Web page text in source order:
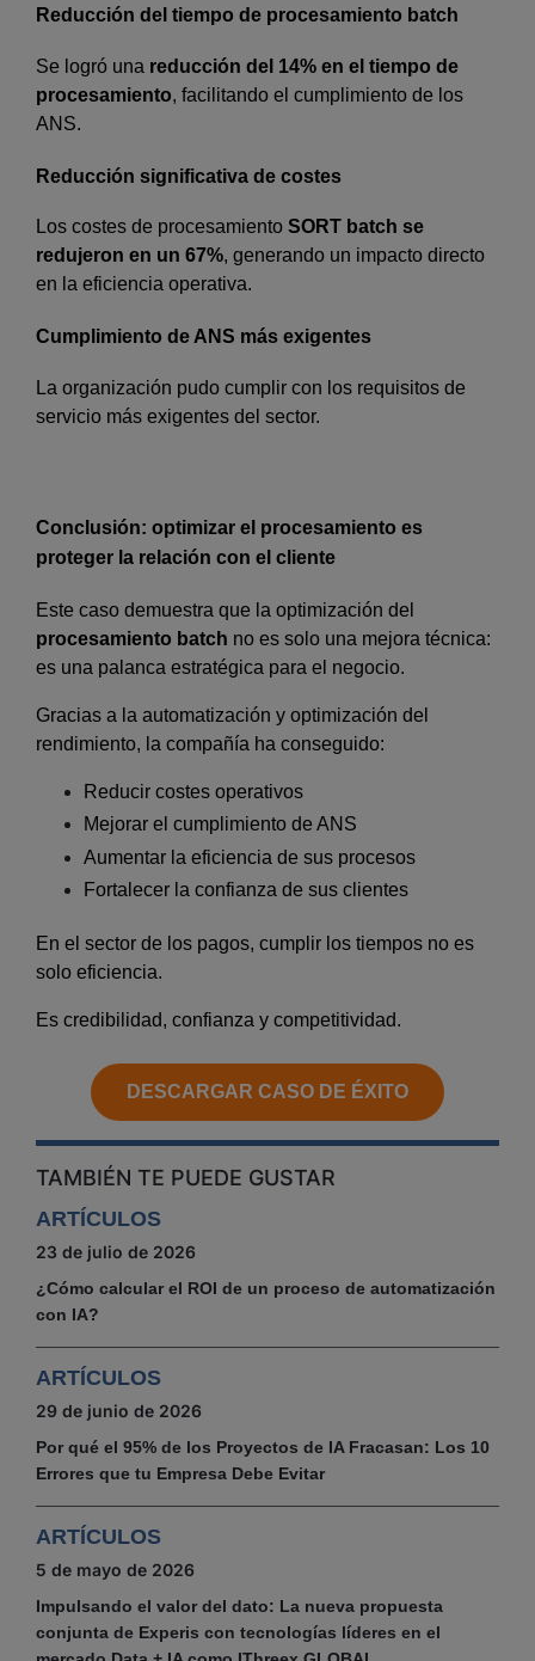
Reducción del tiempo de procesamiento batch
Se logró una reducción del 14% en el tiempo de
procesamiento, facilitando el cumplimiento de los
ANS.
Reducción significativa de costes
Los costes de procesamiento SORT batch se
redujeron en un 67%, generando un impacto directo
en la eficiencia operativa.
Cumplimiento de ANS más exigentes
La organización pudo cumplir con los requisitos de
servicio más exigentes del sector.
Conclusión: optimizar el procesamiento es
proteger la relación con el cliente
Este caso demuestra que la optimización del
procesamiento batch no es solo una mejora técnica:
es una palanca estratégica para el negocio.
Gracias a la automatización y optimización del
rendimiento, la compañía ha conseguido:
Reducir costes operativos
Mejorar el cumplimiento de ANS
Aumentar la eficiencia de sus procesos
Fortalecer la confianza de sus clientes
En el sector de los pagos, cumplir los tiempos no es
solo eficiencia.
Es credibilidad, confianza y competitividad.
DESCARGAR CASO DE ÉXITO
TAMBIÉN TE PUEDE GUSTAR
ARTÍCULOS
23 de julio de 2026
¿Cómo calcular el ROI de un proceso de automatización
con IA?
ARTÍCULOS
29 de junio de 2026
Por qué el 95% de los Proyectos de IA Fracasan: Los 10
Errores que tu Empresa Debe Evitar
ARTÍCULOS
5 de mayo de 2026
Impulsando el valor del dato: La nueva propuesta
conjunta de Experis con tecnologías líderes en el